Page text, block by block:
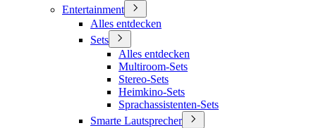
Entertainment
Alles entdecken
Sets
Alles entdecken
Multiroom-Sets
Stereo-Sets
Heimkino-Sets
Sprachassistenten-Sets
Smarte Lautsprecher